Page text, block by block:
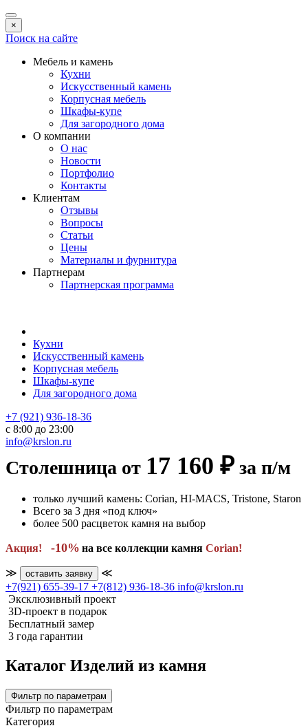
×
Поиск на сайте
Мебель и камень
Кухни
Искусственный камень
Корпусная мебель
Шкафы-купе
Для загородного дома
О компании
О нас
Новости
Портфолио
Контакты
Клиентам
Отзывы
Вопросы
Статьи
Цены
Материалы и фурнитура
Партнерам
Партнерская программа
Кухни
Искусственный камень
Корпусная мебель
Шкафы-купе
Для загородного дома
+7 (921) 936-18-36
с 8:00 до 23:00
info@krslon.ru
Столешница от 17 160 ₽ за п/м
только лучший камень: Corian, HI-MACS, Tristone, Staron
Всего за 3 дня «под ключ»
более 500 расцветок камня на выбор
Акция! -10% на все коллекции камня Сorian!
≫ оставить заявку
≪
+7(921) 655-39-17 +7(812) 936-18-36 info@krslon.ru
Эксклюзивный проект
3D-проект в подарок
Бесплатный замер
3 года гарантии
Каталог Изделий из камня
Фильтр по параметрам
Фильтр по параметрам
Категория